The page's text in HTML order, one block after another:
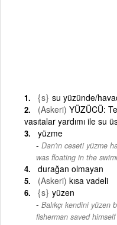
{s} su yüzünde/
(Askeri) YÜZÜCÜ:
vasıtalar yardımı ile su
yüzme
Dan'ın ceseti yüzme
was floating in the
durağan olmayan
(Askeri) kısa vadeli
{s} yüzen
Balıkçı kendini yüzen
fisherman saved